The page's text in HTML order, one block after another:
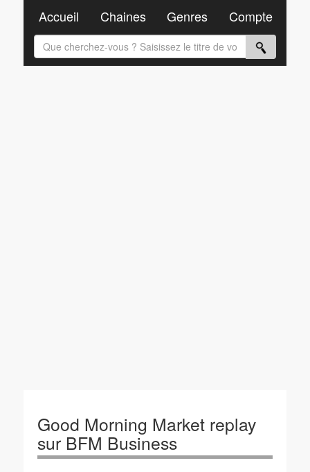
Good Morning Market replay
sur BFM Business
Accueil Chaines Genres Compte